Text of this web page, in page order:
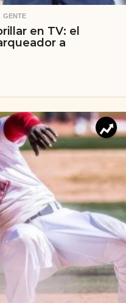
,GENTE
en TV: el
a